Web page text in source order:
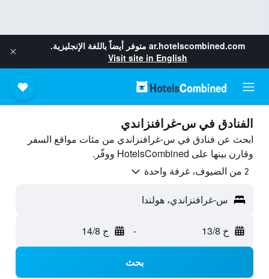
ar.hotelscombined.com متوفر أيضاً باللغة الإنجليزية.
Visit site in English
الفنادق في س-غرافنزاندي
ابحث عن فنادق في س-غرافنزاندي من مئات مواقع السفر
وقارن بينها على HotelsCombined ووفّر.
2 من الضيوف، غرفة واحدة
س-غرافنزاندي، هولندا
خ 13/8 - ج 14/8
بحث